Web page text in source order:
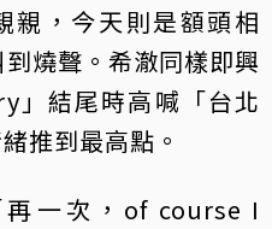
親，今天則是額頭相
燒聲。希澈同樣即興
」結尾時高喊「台北
推到最高點。
一次，of course I